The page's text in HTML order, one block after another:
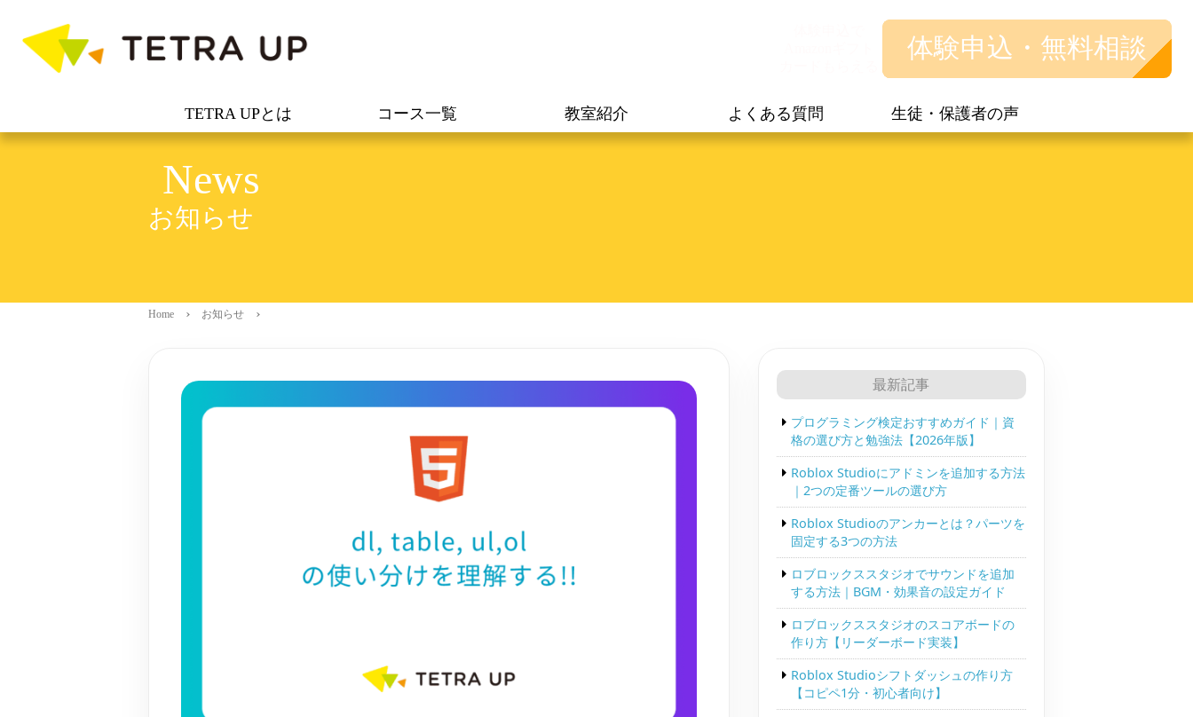
体験申込・無料相談
TETRA UPとは コース一覧 教室紹介 よくある質問 生徒・保護者の声
News
お知らせ
Home お知らせ
最新記事
プログラミング検定おすすめガイド｜資
格の選び方と勉強法【2026年版】
Roblox Studioにアドミンを追加する方法
｜2つの定番ツールの選び方
Roblox Studioのアンカーとは？パーツを
固定する3つの方法
ロブロックススタジオでサウンドを追加
する方法｜BGM・効果音の設定ガイド
ロブロックススタジオのスコアボードの
作り方【リーダーボード実装】
Roblox Studioシフトダッシュの作り方
【コピペ1分・初心者向け】